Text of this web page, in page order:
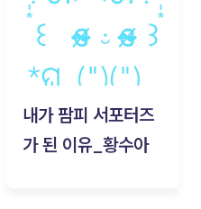
내가 팜피 서포터즈
가 된 이유_황수아